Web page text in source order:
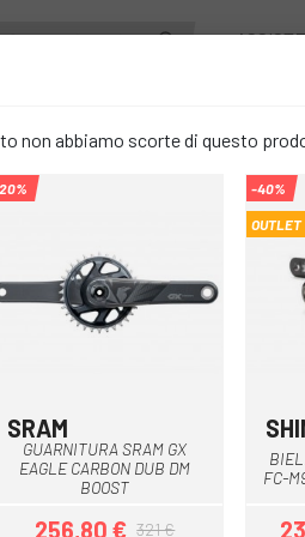
TRASMISSIONE BIELAS
non abbiamo scorte di questo
SRAM
GUARNITURA SRAM GX
EAGLE CARBON DUB DM
BOOST
256,80 € 321 €
-40%
OUTLET
FC-